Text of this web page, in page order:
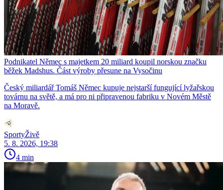
Podnikatel Němec s majetkem 20 miliard koupil norskou značku
běžek Madshus. Část výroby přesune na Vysočinu
Český miliardář Tomáš Němec kupuje nejstarší fungující lyžařskou
továrnu na světě, a má pro ni připravenou fabriku v Novém Městě
na Moravě.
SportyŽivě
5. 8. 2026, 19:38
4 min